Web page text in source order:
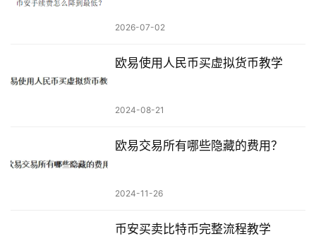
2026-07-02
欧易使用人民币买虚拟货币教学
2024-08-21
欧易交易所有哪些隐藏的费用？
2024-11-26
币安买卖比特币完整流程教学